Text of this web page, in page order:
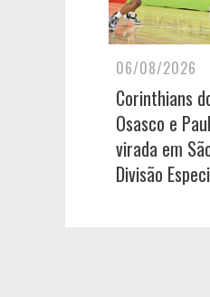
06/08/2026
Corinthians
Osasco e
virada em
Divisão